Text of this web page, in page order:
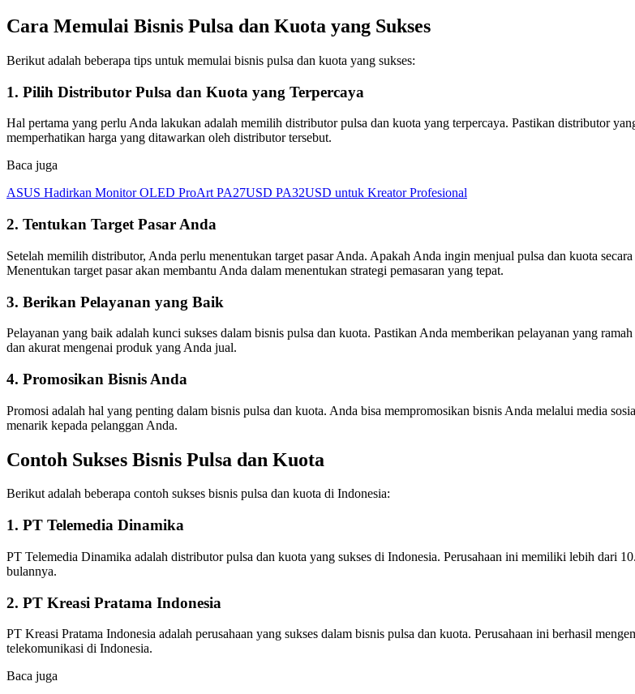
Cara Memulai Bisnis Pulsa dan Kuota yang Sukses
Berikut adalah beberapa tips untuk memulai bisnis pulsa dan kuota yang sukses:
1. Pilih Distributor Pulsa dan Kuota yang Terpercaya
Hal pertama yang perlu Anda lakukan adalah memilih distributor pulsa dan kuota yang terpercaya. Pastikan distributor
memperhatikan harga yang ditawarkan oleh distributor tersebut.
Baca juga
ASUS Hadirkan Monitor OLED ProArt PA27USD PA32USD untuk Kreator Profesional
2. Tentukan Target Pasar Anda
Setelah memilih distributor, Anda perlu menentukan target pasar Anda. Apakah Anda ingin menjual pulsa dan kuota
Menentukan target pasar akan membantu Anda dalam menentukan strategi pemasaran yang tepat.
3. Berikan Pelayanan yang Baik
Pelayanan yang baik adalah kunci sukses dalam bisnis pulsa dan kuota. Pastikan Anda memberikan pelayanan yang
dan akurat mengenai produk yang Anda jual.
4. Promosikan Bisnis Anda
Promosi adalah hal yang penting dalam bisnis pulsa dan kuota. Anda bisa mempromosikan bisnis Anda melalui media
menarik kepada pelanggan Anda.
Contoh Sukses Bisnis Pulsa dan Kuota
Berikut adalah beberapa contoh sukses bisnis pulsa dan kuota di Indonesia:
1. PT Telemedia Dinamika
PT Telemedia Dinamika adalah distributor pulsa dan kuota yang sukses di Indonesia. Perusahaan ini memiliki lebih dari
bulannya.
2. PT Kreasi Pratama Indonesia
PT Kreasi Pratama Indonesia adalah perusahaan yang sukses dalam bisnis pulsa dan kuota. Perusahaan ini berhasil
telekomunikasi di Indonesia.
Baca juga